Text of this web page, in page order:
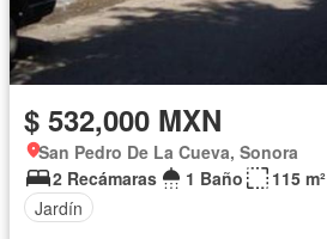
$ 532,000 MXN
San Pedro De La Cueva, Sonora
2 Recámaras
1 Baño
115 m²
Jardín